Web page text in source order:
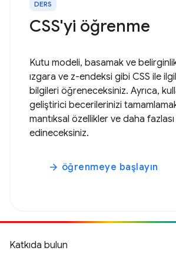
DERS
CSS'yi öğrenme
Kutu modeli, basamak ve
ızgara ve z-endeksi gibi CSS ile
bilgileri öğreneceksiniz. Ayrıca,
geliştirici becerilerinizi
mantıksal özellikler ve daha
edineceksiniz.
arrow_forward öğrenmeye başlayın
Katkıda bulun